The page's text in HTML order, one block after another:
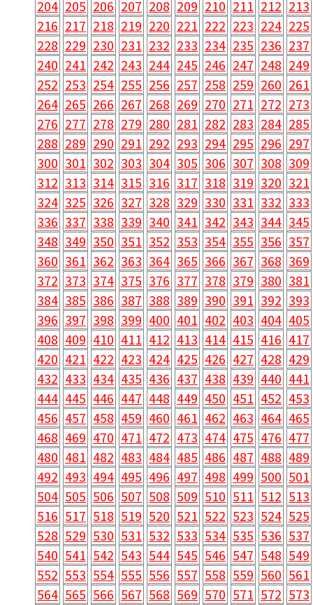
204 205 206 207 208 209 210 211 212 213
216 217 218 219 220 221 222 223 224 225
228 229 230 231 232 233 234 235 236 237
240 241 242 243 244 245 246 247 248 249
252 253 254 255 256 257 258 259 260 261
264 265 266 267 268 269 270 271 272 273
276 277 278 279 280 281 282 283 284 285
288 289 290 291 292 293 294 295 296 297
300 301 302 303 304 305 306 307 308 309
312 313 314 315 316 317 318 319 320 321
324 325 326 327 328 329 330 331 332 333
336 337 338 339 340 341 342 343 344 345
348 349 350 351 352 353 354 355 356 357
360 361 362 363 364 365 366 367 368 369
372 373 374 375 376 377 378 379 380 381
384 385 386 387 388 389 390 391 392 393
396 397 398 399 400 401 402 403 404 405
408 409 410 411 412 413 414 415 416 417
420 421 422 423 424 425 426 427 428 429
432 433 434 435 436 437 438 439 440 441
444 445 446 447 448 449 450 451 452 453
456 457 458 459 460 461 462 463 464 465
468 469 470 471 472 473 474 475 476 477
480 481 482 483 484 485 486 487 488 489
492 493 494 495 496 497 498 499 500 501
504 505 506 507 508 509 510 511 512 513
516 517 518 519 520 521 522 523 524 525
528 529 530 531 532 533 534 535 536 537
540 541 542 543 544 545 546 547 548 549
552 553 554 555 556 557 558 559 560 561
564 565 566 567 568 569 570 571 572 573